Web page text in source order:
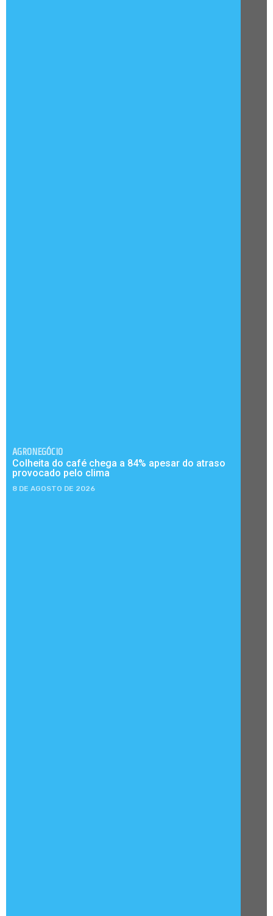
AGRONEGÓCIO
Colheita do café chega a 84% apesar do atraso
provocado pelo clima
8 DE AGOSTO DE 2026